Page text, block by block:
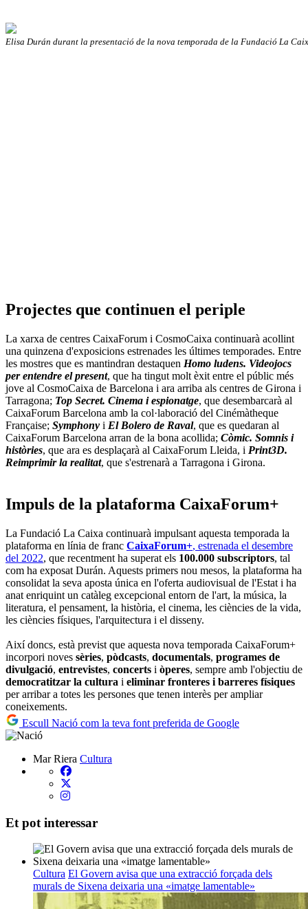
Elisa Durán durant la presentació de la nova temporada de la Fundació La
Projectes que continuen el periple
La xarxa de centres CaixaForum i CosmoCaixa continuarà acollint
una quinzena d'exposicions estrenades les últimes temporades. Entre
les mostres que es mantindran destaquen Homo ludens. Videojocs
per entendre el present, que ha tingut molt èxit entre el públic més
jove al CosmoCaixa de Barcelona i ara arriba als centres de Girona i
Tarragona; Top Secret. Cinema i espionatge, que desembarcarà al
CaixaForum Barcelona amb la col·laboració del Cinémàtheque
Française; Symphony i El Bolero de Raval, que es quedaran al
CaixaForum Barcelona arran de la bona acollida; Còmic. Somnis i
històries, que ara es desplaçarà al CaixaForum Lleida, i Print3D.
Reimprimir la realitat, que s'estrenarà a Tarragona i Girona.
Impuls de la plataforma CaixaForum+
La Fundació La Caixa continuarà impulsant aquesta temporada la
plataforma en línia de franc CaixaForum+, estrenada el desembre
del 2022, que recentment ha superat els 100.000 subscriptors, tal
com ha exposat Durán. Aquests primers nou mesos, la plataforma ha
consolidat la seva aposta única en l'oferta audiovisual de l'Estat i ha
anat enriquint un catàleg excepcional entorn de l'art, la música, la
literatura, el pensament, la història, el cinema, les ciències de la vida,
les ciències físiques, l'arquitectura i el disseny.
Així doncs, està previst que aquesta nova temporada CaixaForum+
incorpori noves sèries, pòdcasts, documentals, programes de
divulgació, entrevistes, concerts i òperes, sempre amb l'objectiu de
democratitzar la cultura i eliminar fronteres i barreres físiques
per arribar a totes les persones que tenen interès per ampliar
coneixements.
Escull Nació com la teva font preferida de Google
Mar Riera Cultura
Et pot interessar
Cultura El Govern avisa que una extracció forçada dels
murals de Sixena deixaria una «imatge lamentable»